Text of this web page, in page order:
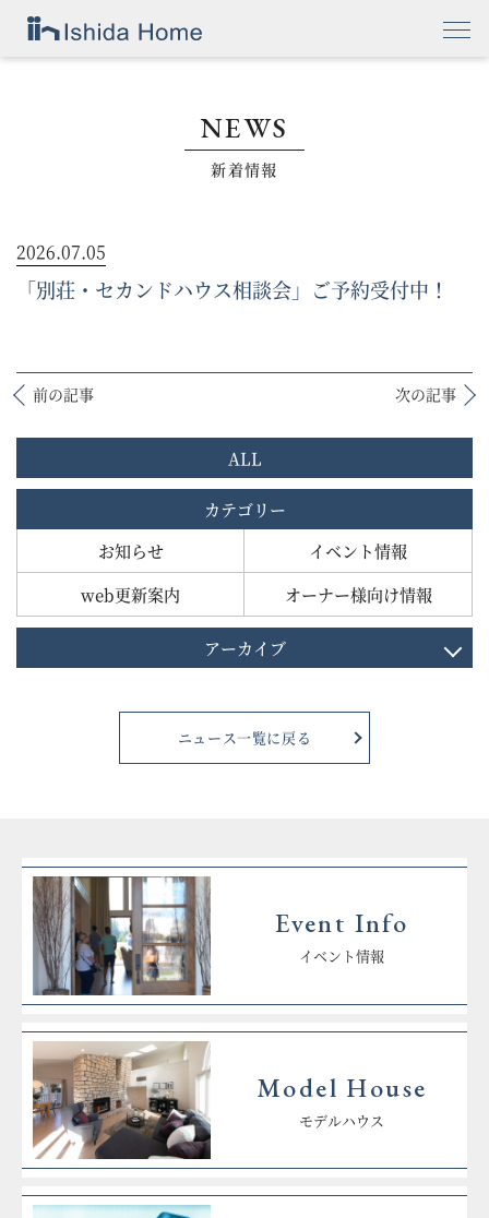
NEWS
新着情報
2026.07.05
「別荘・セカンドハウス相談会」ご予約受付中！
前の記事 次の記事
ALL
カテゴリー
お知らせ
イベント情報
web更新案内
オーナー様向け情報
アーカイブ
ニュース一覧に戻る
Event Info
イベント情報
Model House
モデルハウス